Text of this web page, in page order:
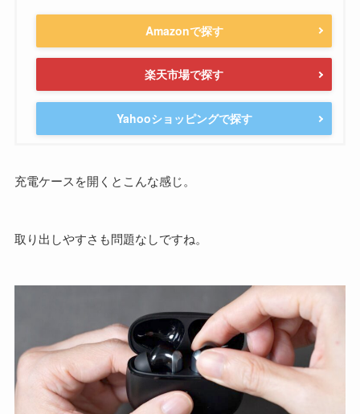
Amazonで探す
楽天市場で探す
Yahooショッピングで探す
充電ケースを開くとこんな感じ。
取り出しやすさも問題なしですね。